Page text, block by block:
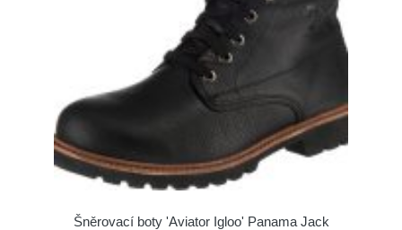
Šněrovací boty 'Aviator Igloo' Panama Jack